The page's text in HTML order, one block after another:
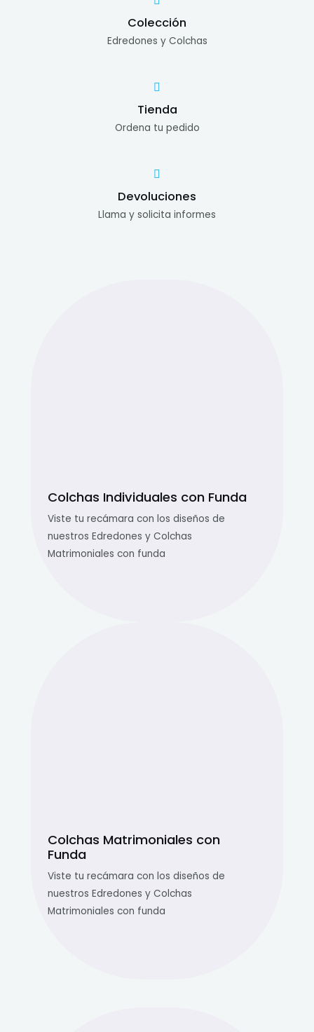
Colección
Edredones y Colchas
Tienda
Ordena tu pedido
Devoluciones
Llama y solicita informes
Colchas Matrimoniales con
Funda
Viste tu recámara con los diseños de
nuestros Edredones y Colchas
Matrimoniales con funda
Colchas Individuales con Funda
Viste tu recámara con los diseños de
nuestros Edredones y Colchas
Matrimoniales con funda